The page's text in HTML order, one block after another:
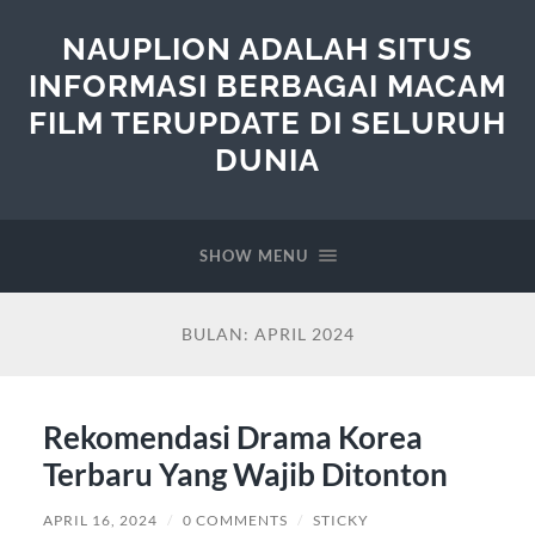
NAUPLION ADALAH SITUS
INFORMASI BERBAGAI MACAM
FILM TERUPDATE DI SELURUH
DUNIA
SHOW MENU
BULAN: APRIL 2024
Rekomendasi Drama Korea
Terbaru Yang Wajib Ditonton
APRIL 16, 2024 / 0 COMMENTS / STICKY